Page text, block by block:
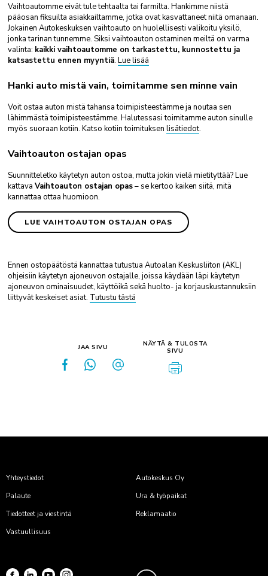
Vaihtoautomme eivät tule tehtaalta tai farmilta. Hankimme niistä
pääosan fiksuilta asiakkailtamme, jotka ovat kasvattaneet niitä omanaan.
Jokainen Autokeskuksen vaihtoauto on huolellisesti valikoitu yksilö,
jonka tarinan tunnemme. Siksi vaihtoauton ostaminen meiltä on varma
valinta: kaikki vaihtoautomme on tarkastettu, kunnostettu ja
katsastettu ennen myyntiä. Lue lisää
Hanki auto mistä vain, toimitamme sen minne vain
Voit ostaa auton mistä tahansa toimipisteestämme ja noutaa sen
lähimmästä toimipisteestämme. Halutessasi toimitamme auton sinulle
myös suoraan kotiin. Katso kotiin toimituksen lisätiedot.
Vaihtoauton ostajan opas
Suunnitteletko käytetyn auton ostoa, mutta jokin vielä mietityttää? Lue
kattava Vaihtoauton ostajan opas– se kertoo kaiken siitä, mitä
kannattaa ottaa huomioon.
LUE VAIHTOAUTON OSTAJAN OPAS
Ennen ostopäätöstä kannattaa tutustua Autoalan Keskusliiton (AKL)
ohjeisiin käytetyn ajoneuvon ostajalle, joissa käydään läpi käytetyn
ajoneuvon ominaisuudet, käyttöikä sekä huolto- ja korjauskustannuksiin
liittyvät keskeiset asiat. Tutustu tästä
JAA SIVU
NÄYTÄ & TULOSTA
SIVU
Yhteystiedot
Autokeskus Oy
Palaute
Ura & työpaikat
Tiedotteet ja viestintä
Reklamaatio
Vastuullisuus